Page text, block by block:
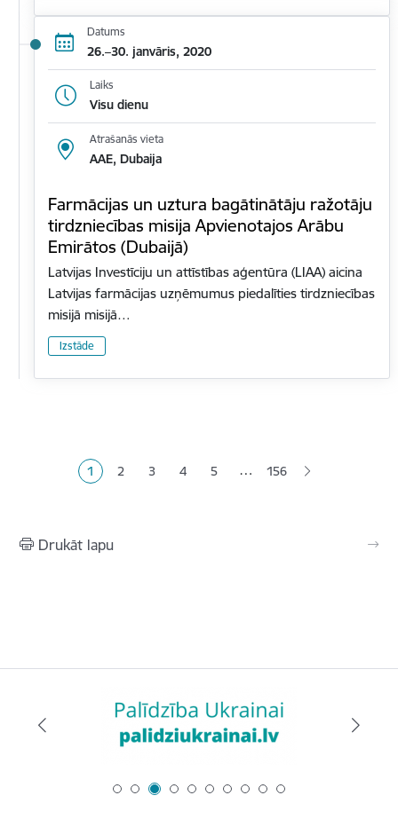
Datums
26.–30. janvāris, 2020
Laiks
Visu dienu
Atrašanās vieta
AAE, Dubaija
Farmācijas un uztura bagātinātāju ražotāju
tirdzniecības misija Apvienotajos Arābu
Emirātos (Dubaijā)
Latvijas Investīciju un attīstības aģentūra (LIAA) aicina
Latvijas farmācijas uzņēmumus piedalīties tirdzniecības
misijā misijā…
Izstāde
Pašreizējā lapa
1 Lapa
2 Lapa
3 Lapa
4 Lapa
5 … 156
Drukāt lapu